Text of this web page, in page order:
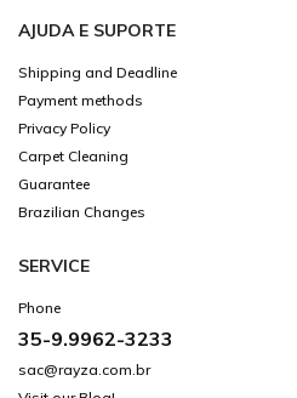
AJUDA E SUPORTE
Shipping and Deadline
Payment methods
Privacy Policy
Carpet Cleaning
Guarantee
Brazilian Changes
SERVICE
Phone
35-9.9962-3233
sac@rayza.com.br